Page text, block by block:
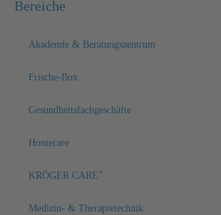
Bereiche
Akademie & Beratungszentrum
Frische-Box
Gesundheitsfachgeschäfte
Homecare
KRÖGER CARE+
Medizin- & Therapietechnik